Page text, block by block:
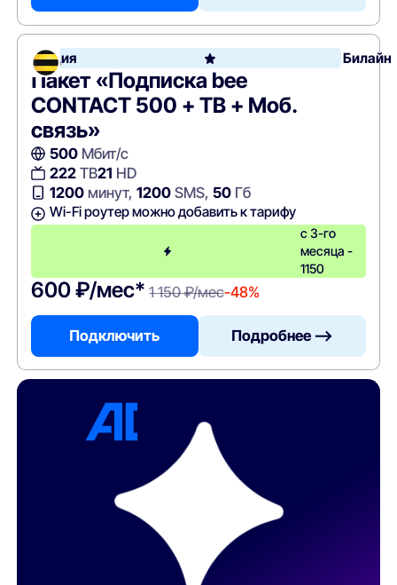
Акция Билайн
Пакет «Подписка bee
CONTACT 500 + ТВ + Моб.
связь»
500Мбит/с
222ТВ21 HD
1200минут, 1200SMS, 50Гб
Wi-Fi роутер можно добавить к тарифу
с 3-го
месяца -
1150
600 ₽/мес* 1 150 ₽/мес-48%
Подключить Подробнее —>